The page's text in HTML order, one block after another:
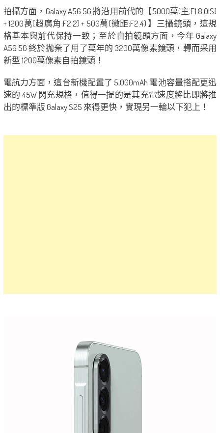
拍攝方面，Galaxy A56 5G 將沿用前代的【5000萬(主;F1.8;OIS)
+ 1200萬(超廣角;F2.2) + 500萬(微距;F2.4) 】三攝鏡頭，這規
格基本與前代保持一致；至於自拍鏡頭方面，今年 Galaxy
A56 5G 終於抛棄了用了萬年的 3200萬像素鏡頭，轉而采用
新型 1200萬像素自拍鏡頭！
電航力方面，這台新機配置了 5,000mAh 電池容量搭配更迅
速的 45W 閃充規格，值得一提的是其充電速度將比即將推
出的標準版 Galaxy S25 來得更快，實現另一輪以下犯上！